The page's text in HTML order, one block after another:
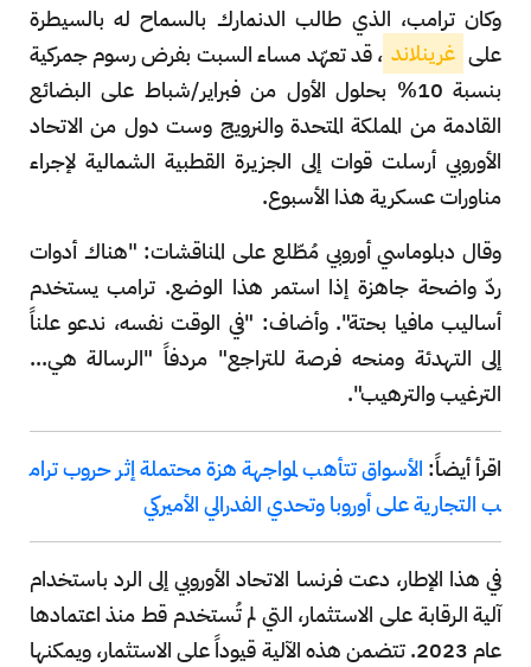
وكان ترامب، الذي طالب الدنمارك بالسماح له بالسيطرة
على غرينلاند ، قد تعهّد مساء السبت بفرض رسوم جمركية
بنسبة 10% بحلول الأول من فبراير/شباط على البضائع
القادمة من المملكة المتحدة والنرويج وست دول من الاتحاد
الأوروبي أرسلت قوات إلى الجزيرة القطبية الشمالية لإجراء
مناورات عسكرية هذا الأسبوع.
وقال دبلوماسي أوروبي مُطّلع على المناقشات: "هناك أدوات
ردّ واضحة جاهزة إذا استمر هذا الوضع. ترامب يستخدم
أساليب مافيا بحتة". وأضاف: "في الوقت نفسه، ندعو علناً
إلى التهدئة ومنحه فرصة للتراجع" مردفاً "الرسالة هي...
الترغيب والترهيب".
اقرأ أيضاً: الأسواق تتأهب لمواجهة هزة محتملة إثر حروب ترام
ب التجارية على أوروبا وتحدي الفدرالي الأميركي
في هذا الإطار، دعت فرنسا الاتحاد الأوروبي إلى الرد باستخدام
آلية الرقابة على الاستثمار، التي لم تُستخدم قط منذ اعتمادها
عام 2023. تتضمن هذه الآلية قيوداً على الاستثمار، ويمكنها